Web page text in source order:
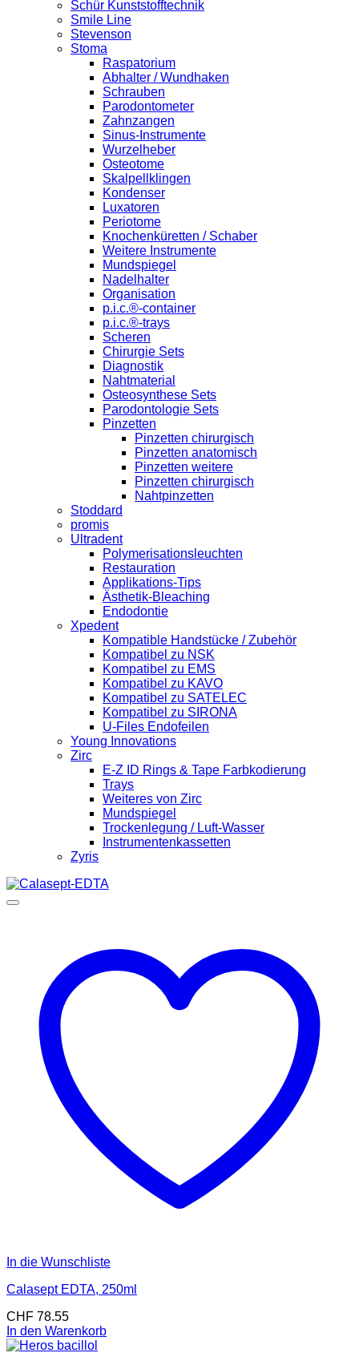
Schür Kunststofftechnik
Smile Line
Stevenson
Stoma
Raspatorium
Abhalter / Wundhaken
Schrauben
Parodontometer
Zahnzangen
Sinus-Instrumente
Wurzelheber
Osteotome
Skalpellklingen
Kondenser
Luxatoren
Periotome
Knochenküretten / Schaber
Weitere Instrumente
Mundspiegel
Nadelhalter
Organisation
p.i.c.®-container
p.i.c.®-trays
Scheren
Chirurgie Sets
Diagnostik
Nahtmaterial
Osteosynthese Sets
Parodontologie Sets
Pinzetten
Pinzetten chirurgisch
Pinzetten anatomisch
Pinzetten weitere
Pinzetten chirurgisch
Nahtpinzetten
Stoddard
promis
Ultradent
Polymerisationsleuchten
Restauration
Applikations-Tips
Ästhetik-Bleaching
Endodontie
Xpedent
Kompatible Handstücke / Zubehör
Kompatibel zu NSK
Kompatibel zu EMS
Kompatibel zu KAVO
Kompatibel zu SATELEC
Kompatibel zu SIRONA
U-Files Endofeilen
Young Innovations
Zirc
E-Z ID Rings & Tape Farbkodierung
Trays
Weiteres von Zirc
Mundspiegel
Trockenlegung / Luft-Wasser
Instrumentenkassetten
Zyris
In die Wunschliste
Calasept EDTA, 250ml
CHF 78.55
In den Warenkorb